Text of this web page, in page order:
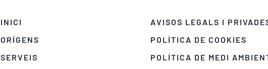
INICI
ORÍGENS
SERVEIS
AVISOS LEGALS I
POLÍTICA DE COOKIES
POLÍTICA DE MEDI